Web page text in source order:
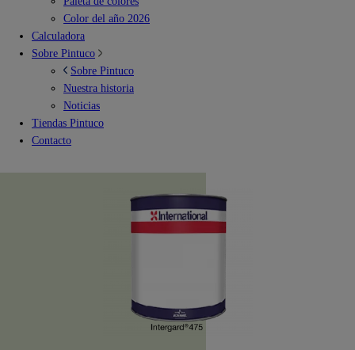
Color del año 2026
Calculadora
Sobre Pintuco
Sobre Pintuco
Nuestra historia
Noticias
Tiendas Pintuco
Contacto